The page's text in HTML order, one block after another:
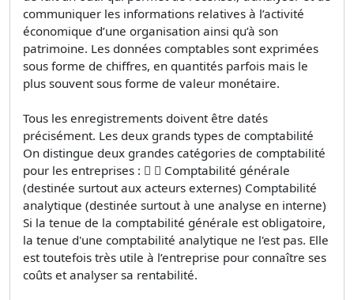
communiquer les informations relatives à l’activité
économique d’une organisation ainsi qu’à son
patrimoine. Les données comptables sont exprimées
sous forme de chiffres, en quantités parfois mais le
plus souvent sous forme de valeur monétaire.
Tous les enregistrements doivent être datés
précisément. Les deux grands types de comptabilité
On distingue deux grandes catégories de comptabilité
pour les entreprises :   Comptabilité générale
(destinée surtout aux acteurs externes) Comptabilité
analytique (destinée surtout à une analyse en interne)
Si la tenue de la comptabilité générale est obligatoire,
la tenue d'une comptabilité analytique ne l'est pas. Elle
est toutefois très utile à l’entreprise pour connaître ses
coûts et analyser sa rentabilité.